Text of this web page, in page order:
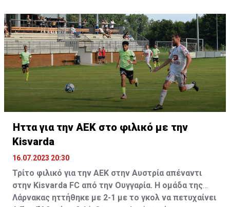
Ήττα για την ΑΕΚ στο φιλικό με την
Kisvarda
16.07.2023 20:30
Τρίτο φιλικό για την ΑΕΚ στην Αυστρία απέναντι
στην Kisvarda FC από την Ουγγαρία. Η ομάδα της
Λάρνακας ηττήθηκε με 2-1 με το γκολ να πετυχαίνει